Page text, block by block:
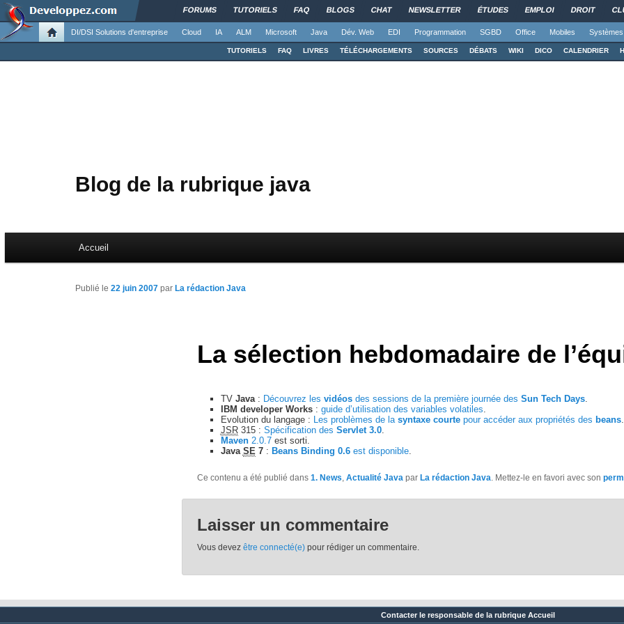
FORUMS TUTORIELS FAQ BLOGS CHAT NEWSLETTER ÉTUDES EMPLOI DROIT
DI/DSI Solutions d'entreprise Cloud IA ALM Microsoft Java Dév. Web EDI Programmation SGBD Office Mobiles Systèmes
TUTORIELS FAQ LIVRES TÉLÉCHARGEMENTS SOURCES DÉBATS WIKI DICO CALENDRIER
Blog de la rubrique java
Aller au contenu principal
Aller au contenu secondaire
Accueil
La sélection hebdomadaire de
Publié le 22 juin 2007 par La rédaction Java
TV Java: Découvrez les vidéosdes sessions de la première journée des Sun Tech Days.
IBM developer Works: guide d’utilisation des variables volatiles.
Evolution du langage : Les problèmes de la syntaxe courtepour accéder aux propriétés des beans.
JSR315 : Spécification des Servlet 3.0.
Maven2.0.7est sorti.
Java SE7: Beans Binding 0.6est disponible.
Ce contenu a été publié dans1. News ,Actualité Java parLa rédaction Java . Mettez-le en favori avec son
Laisser un commentaire
Vous devezêtre connecté(e) pour rédiger un commentaire.
Contacter le responsable de la rubrique Accueil